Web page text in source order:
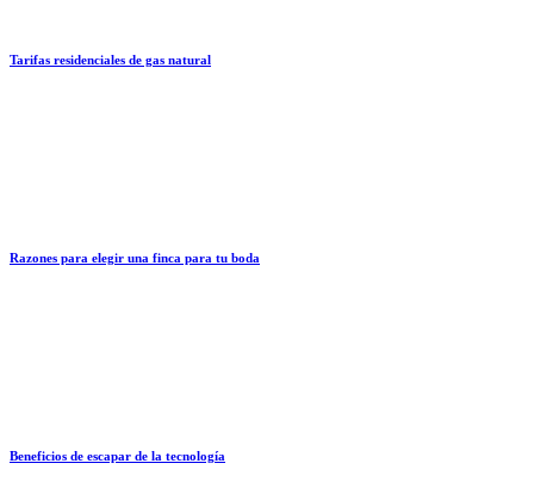
Tarifas residenciales de gas natural
Razones para elegir una finca para tu boda
Beneficios de escapar de la tecnología